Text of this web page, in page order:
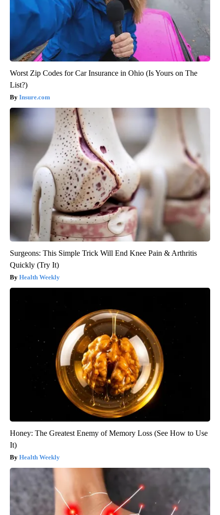
Worst Zip Codes for Car Insurance in Ohio (Is Yours on The
List?)
Insure.com
Surgeons: This Simple Trick Will End Knee Pain & Arthritis
Quickly (Try It)
Health Weekly
Honey: The Greatest Enemy of Memory Loss (See How to Use
It)
Health Weekly